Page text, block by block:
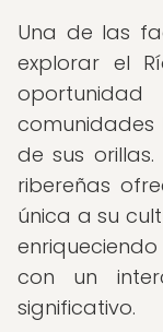
Una de las
explorar el
de sus
ribereñas
única a su
con un
significativo.